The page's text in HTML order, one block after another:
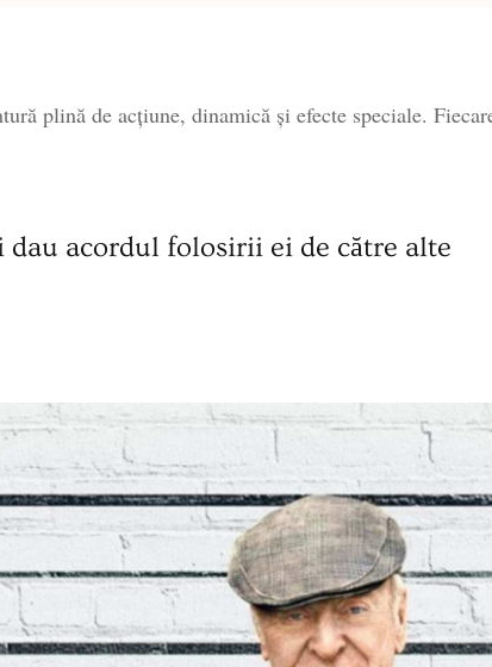
plină de acțiune, dinamică și efecte speciale.
acordul folosirii ei de către alte